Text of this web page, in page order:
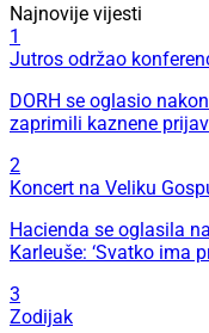
Najnovije vijesti
1
Jutros održao
DORH se oglasio
zaprimili kaznene
2
Koncert na Veliku
Hacienda se oglasila
Karleuše: ‘Svatko ima
3
Zodijak